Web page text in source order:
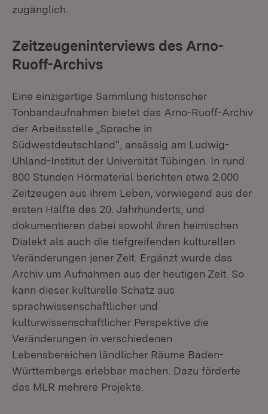
zugänglich.
Zeitzeugeninterviews des Arno-
Ruoff-Archivs
Eine einzigartige Sammlung historischer
Tonbandaufnahmen bietet das Arno-Ruoff-Archiv
der Arbeitsstelle „Sprache in
Südwestdeutschland“, ansässig am Ludwig-
Uhland-Institut der Universität Tübingen. In rund
800 Stunden Hörmaterial berichten etwa 2.000
Zeitzeugen aus ihrem Leben, vorwiegend aus der
ersten Hälfte des 20. Jahrhunderts, und
dokumentieren dabei sowohl ihren heimischen
Dialekt als auch die tiefgreifenden kulturellen
Veränderungen jener Zeit. Ergänzt wurde das
Archiv um Aufnahmen aus der heutigen Zeit. So
kann dieser kulturelle Schatz aus
sprachwissenschaftlicher und
kulturwissenschaftlicher Perspektive die
Veränderungen in verschiedenen
Lebensbereichen ländlicher Räume Baden-
Württembergs erlebbar machen. Dazu förderte
das MLR mehrere Projekte.